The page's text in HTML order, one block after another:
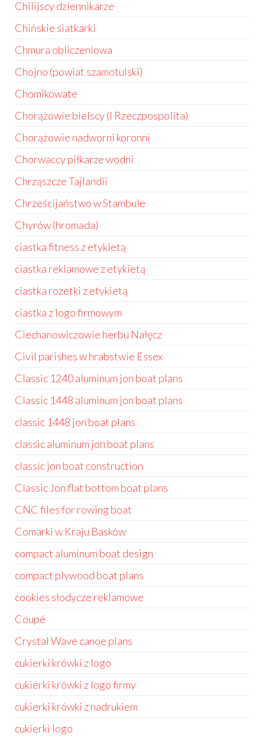
Chilijscy dziennikarze
Chińskie siatkarki
Chmura obliczeniowa
Chojno (powiat szamotulski)
Chomikowate
Chorążowie bielscy (I Rzeczpospolita)
Chorążowie nadworni koronni
Chorwaccy piłkarze wodni
Chrząszcze Tajlandii
Chrześcijaństwo w Stambule
Chyrów (hromada)
ciastka fitness z etykietą
ciastka reklamowe z etykietą
ciastka rozetki z etykietą
ciastka z logo firmowym
Ciechanowiczowie herbu Nałęcz
Civil parishes w hrabstwie Essex
Classic 1240 aluminum jon boat plans
Classic 1448 aluminum jon boat plans
classic 1448 jon boat plans
classic aluminum jon boat plans
classic jon boat construction
Classic Jon flat bottom boat plans
CNC files for rowing boat
Comarki w Kraju Basków
compact aluminum boat design
compact plywood boat plans
cookies słodycze reklamowe
Coupé
Crystal Wave canoe plans
cukierki krówki z logo
cukierki krówki z logo firmy
cukierki krówki z nadrukiem
cukierki logo